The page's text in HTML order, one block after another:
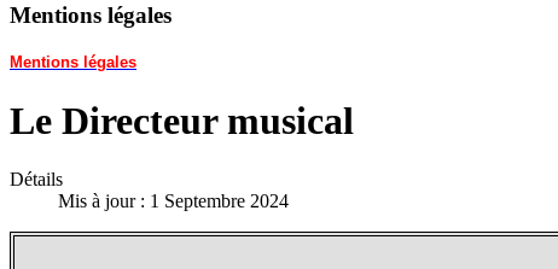
Mentions légales
Mentions légales
Le Directeur musical
Détails
Mis à jour : 1 Septembre 2024